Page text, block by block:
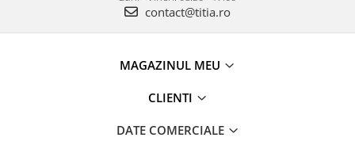
contact@titia.ro
MAGAZINUL MEU
CLIENTI
DATE COMERCIALE